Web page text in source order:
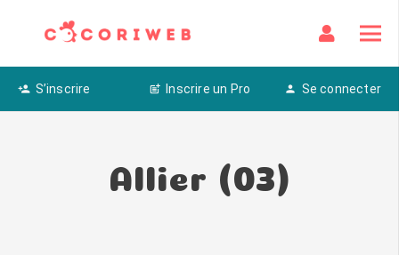
person_add S’inscrire post_add Inscrire un Pro person Se connecter
Allier (03)